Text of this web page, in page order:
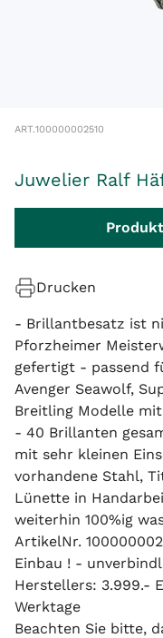
ART.100000002510
Juwelier Ralf
Drucken
- Brillantbesatz ist
Pforzheimer
gefertigt - passend
Avenger Seawolf,
Breitling Modelle
- 40 Brillanten
mit sehr kleinen
vorhandene Stahl,
Lünette in
weiterhin 100%ig
ArtikelNr.
Einbau ! -
Herstellers: 3.999.-
Werktage
Beachten Sie bitte,